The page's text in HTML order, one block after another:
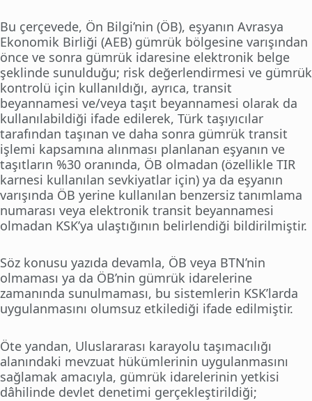
Bu çerçevede, Ön Bilgi’nin (ÖB), eşyanın Avrasya
Ekonomik Birliği (AEB) gümrük bölgesine varışından
önce ve sonra gümrük idaresine elektronik belge
şeklinde sunulduğu; risk değerlendirmesi ve gümrük
kontrolü için kullanıldığı, ayrıca, transit
beyannamesi ve/veya taşıt beyannamesi olarak da
kullanılabildiği ifade edilerek, Türk taşıyıcılar
tarafından taşınan ve daha sonra gümrük transit
işlemi kapsamına alınması planlanan eşyanın ve
taşıtların %30 oranında, ÖB olmadan (özellikle TIR
karnesi kullanılan sevkiyatlar için) ya da eşyanın
varışında ÖB yerine kullanılan benzersiz tanımlama
numarası veya elektronik transit beyannamesi
olmadan KSK’ya ulaştığının belirlendiği bildirilmiştir.
Söz konusu yazıda devamla, ÖB veya BTN’nin
olmaması ya da ÖB’nin gümrük idarelerine
zamanında sunulmaması, bu sistemlerin KSK’larda
uygulanmasını olumsuz etkilediği ifade edilmiştir.
Öte yandan, Uluslararası karayolu taşımacılığı
alanındaki mevzuat hükümlerinin uygulanmasını
sağlamak amacıyla, gümrük idarelerinin yetkisi
dâhilinde devlet denetimi gerçekleştirildiği;